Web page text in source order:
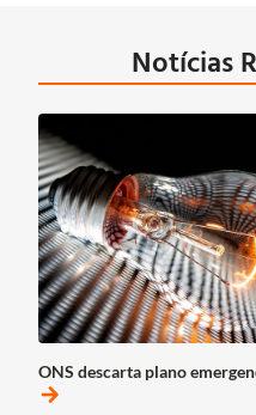
Notícias
ONS descarta plano
arrow_forward